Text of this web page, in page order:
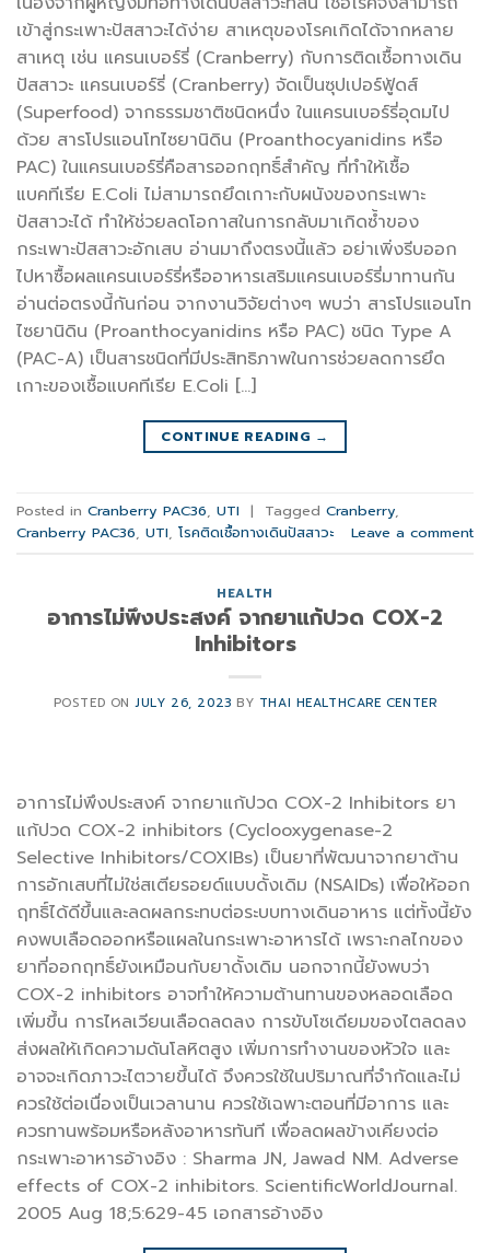
เข้าสู่กระเพาะปัสสาวะได้ง่าย สาเหตุของโรคเกิดได้จากหลาย
สาเหตุ เช่น แครนเบอร์รี่ (Cranberry) กับการติดเชื้อทางเดิน
ปัสสาวะ แครนเบอร์รี่ (Cranberry) จัดเป็นซุปเปอร์ฟู้ดส์
(Superfood) จากธรรมชาติชนิดหนึ่ง ในแครนเบอร์รี่อุดมไป
ด้วย สารโปรแอนโทไซยานิดิน (Proanthocyanidins หรือ
PAC) ในแครนเบอร์รี่คือสารออกฤทธิ์สำคัญ ที่ทำให้เชื้อ
แบคทีเรีย E.Coli ไม่สามารถยึดเกาะกับผนังของกระเพาะ
ปัสสาวะได้ ทำให้ช่วยลดโอกาสในการกลับมาเกิดซ้ำของ
กระเพาะปัสสาวะอักเสบ อ่านมาถึงตรงนี้แล้ว อย่าเพิ่งรีบออก
ไปหาซื้อผลแครนเบอร์รี่หรืออาหารเสริมแครนเบอร์รี่มาทานกัน
อ่านต่อตรงนี้กันก่อน จากงานวิจัยต่างๆ พบว่า สารโปรแอนโท
ไซยานิดิน (Proanthocyanidins หรือ PAC) ชนิด Type A
(PAC-A) เป็นสารชนิดที่มีประสิทธิภาพในการช่วยลดการยึด
เกาะของเชื้อแบคทีเรีย E.Coli […]
CONTINUE READING →
Posted in Cranberry PAC36, UTI | Tagged Cranberry,
Cranberry PAC36, UTI, โรคติดเชื้อทางเดินปัสสาวะ Leave a comment
HEALTH
อาการไม่พึงประสงค์ จากยาแก้ปวด COX-2
Inhibitors
POSTED ONJULY 26, 2023 BY THAI HEALTHCARE CENTER
อาการไม่พึงประสงค์ จากยาแก้ปวด COX-2 Inhibitors ยา
แก้ปวด COX-2 inhibitors (Cyclooxygenase-2
Selective Inhibitors/COXIBs) เป็นยาที่พัฒนาจากยาต้าน
การอักเสบที่ไม่ใช่สเตียรอยด์แบบดั้งเดิม (NSAIDs) เพื่อให้ออก
ฤทธิ์ได้ดีขึ้นและลดผลกระทบต่อระบบทางเดินอาหาร แต่ทั้งนี้ยัง
คงพบเลือดออกหรือแผลในกระเพาะอาหารได้ เพราะกลไกของ
ยาที่ออกฤทธิ์ยังเหมือนกับยาดั้งเดิม นอกจากนี้ยังพบว่า
COX-2 inhibitors อาจทำให้ความต้านทานของหลอดเลือด
เพิ่มขึ้น การไหลเวียนเลือดลดลง การขับโซเดียมของไตลดลง
ส่งผลให้เกิดความดันโลหิตสูง เพิ่มการทำงานของหัวใจ และ
อาจจะเกิดภาวะไตวายขึ้นได้ จึงควรใช้ในปริมาณที่จำกัดและไม่
ควรใช้ต่อเนื่องเป็นเวลานาน ควรใช้เฉพาะตอนที่มีอาการ และ
ควรทานพร้อมหรือหลังอาหารทันที เพื่อลดผลข้างเคียงต่อ
กระเพาะอาหารอ้างอิง : Sharma JN, Jawad NM. Adverse
effects of COX-2 inhibitors. ScientificWorldJournal.
2005 Aug 18;5:629-45 เอกสารอ้างอิง